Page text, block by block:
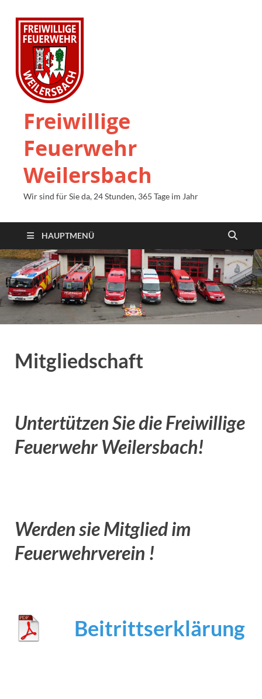
Freiwillige
Feuerwehr
Weilersbach
Wir sind für Sie da, 24 Stunden, 365 Tage im Jahr
HAUPTMENÜ
Mitgliedschaft
Untertützen Sie die Freiwillige
Feuerwehr Weilersbach!
Werden sie Mitglied im
Feuerwehrverein !
Beitrittserklärung